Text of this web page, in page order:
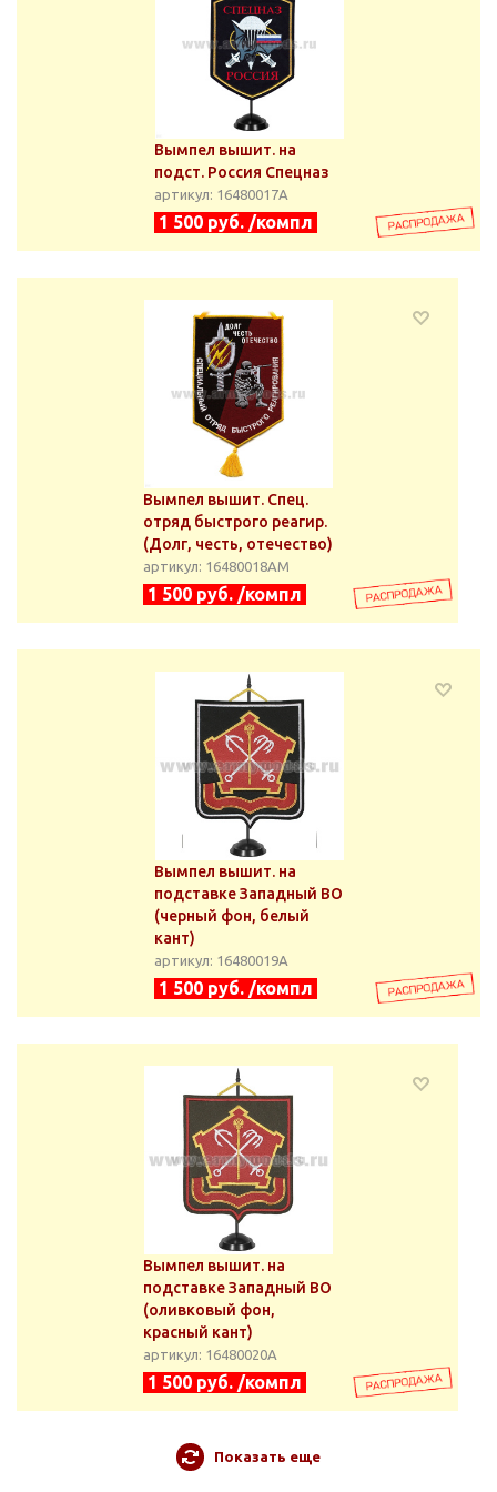
Вымпел вышит. на
подст. Россия Спецназ
артикул: 16480017А
1 500 руб. /компл
Вымпел вышит. Спец.
отряд быстрого реагир.
(Долг, честь, отечество)
артикул: 16480018АМ
1 500 руб. /компл
Вымпел вышит. на
подставке Западный ВО
(черный фон, белый
кант)
артикул: 16480019А
1 500 руб. /компл
Вымпел вышит. на
подставке Западный ВО
(оливковый фон,
красный кант)
артикул: 16480020А
1 500 руб. /компл
Показать еще